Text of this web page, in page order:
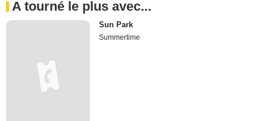
A tourné le plus avec...
Sun Park
Summertime